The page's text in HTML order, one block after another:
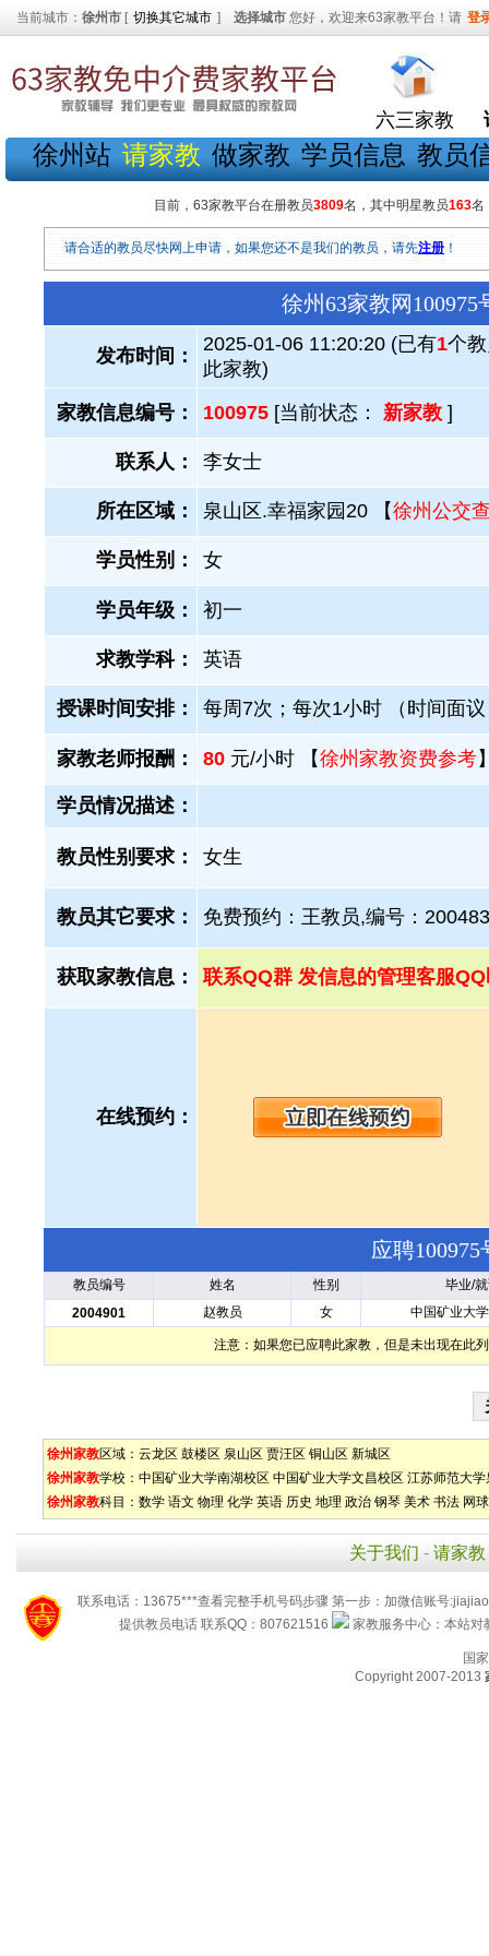
当前城市： 徐州市 [ 切换其它城市 ] 选择城市 您好，欢迎来63家教平台！请 登
六三家教
徐州站 请家教 做家教 学员信息 教员
目前，63家教平台在册教员3809名，其中明星教员163名
请合适的教员尽快网上申请，如果您还不是我们的教员，请先注册 ！
徐州63家教网
发布时间：
2025-01-06 11:20:20 (已有1个
此家教)
家教信息编号：
100975 [当前状态： 新家教 ]
联系人： 李女士
所在区域： 泉山区.幸福家园20 【徐州公交
学员性别： 女
学员年级： 初一
求教学科： 英语
授课时间安排： 每周7次；每次1小时 （时间面
家教老师报酬： 80 元/小时 【徐州家教资费参考
学员情况描述：
教员性别要求： 女生
教员其它要求： 免费预约：王教员,编号：
获取家教信息： 联系QQ群 发信息的管理客服
在线预约：
应聘
教员编号 姓名 性别
毕业/
2004901
赵教员 女 中国矿业大
注意：如果您已应聘此家教，但是未出现在此
徐州家教区域： 云龙区 鼓楼区 泉山区 贾汪区 铜山区 新城区
徐州家教学校： 中国矿业大学南湖校区 中国矿业大学文昌校区 江苏师范大学
徐州家教科目： 数学 语文 物理 化学 英语 历史 地理 政治 钢琴 美术 书法 网球
关于我们 - 请家教
联系电话：13675***查看完整手机号码步骤 第一步：加微信账号
提供教员电话 联系QQ：807621516
家教服务中心：本站
国
Copyright 2007-2013